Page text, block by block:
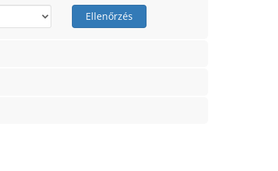
Ellenőrzés